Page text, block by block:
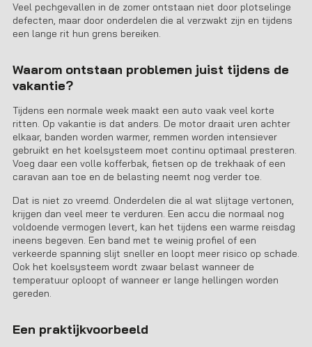
Veel pechgevallen in de zomer ontstaan niet door plotselinge
defecten, maar door onderdelen die al verzwakt zijn en tijdens
een lange rit hun grens bereiken.
Waarom ontstaan problemen juist tijdens de
vakantie?
Tijdens een normale week maakt een auto vaak veel korte
ritten. Op vakantie is dat anders. De motor draait uren achter
elkaar, banden worden warmer, remmen worden intensiever
gebruikt en het koelsysteem moet continu optimaal presteren.
Voeg daar een volle kofferbak, fietsen op de trekhaak of een
caravan aan toe en de belasting neemt nog verder toe.
Dat is niet zo vreemd. Onderdelen die al wat slijtage vertonen,
krijgen dan veel meer te verduren. Een accu die normaal nog
voldoende vermogen levert, kan het tijdens een warme reisdag
ineens begeven. Een band met te weinig profiel of een
verkeerde spanning slijt sneller en loopt meer risico op schade.
Ook het koelsysteem wordt zwaar belast wanneer de
temperatuur oploopt of wanneer er lange hellingen worden
gereden.
Een praktijkvoorbeeld